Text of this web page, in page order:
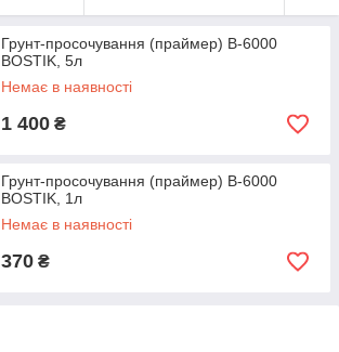
Грунт-просочування (праймер) В-6000
BOSTIK, 5л
Немає в наявності
1 400 ₴
Грунт-просочування (праймер) В-6000
BOSTIK, 1л
Немає в наявності
370 ₴